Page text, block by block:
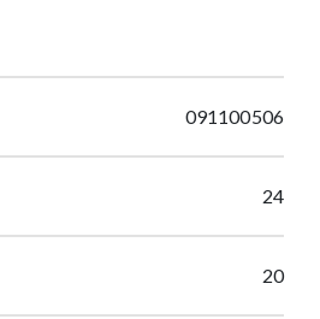
091100506
24
20